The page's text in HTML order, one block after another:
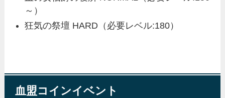
～）
狂気の祭壇 HARD（必要レベル:180）
血盟コインイベント